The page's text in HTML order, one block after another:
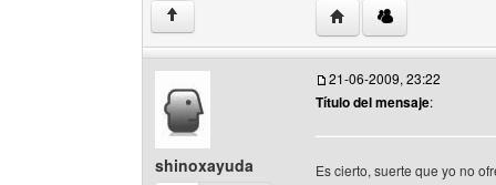
↑ Visitar sitio web del
shinoxayuda
21-06-2009, 23:22
Título del mensaje:
Es cierto, suerte que yo no